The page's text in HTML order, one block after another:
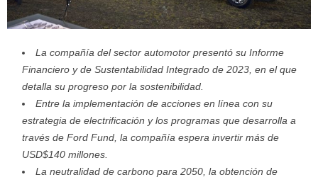
La compañía del sector automotor presentó su Informe
Financiero y de Sustentabilidad Integrado de 2023, en el que
detalla su progreso por la sostenibilidad.
Entre la implementación de acciones en línea con su
estrategia de electrificación y los programas que desarrolla a
través de Ford Fund, la compañía espera invertir más de
USD$140 millones.
La neutralidad de carbono para 2050, la obtención de